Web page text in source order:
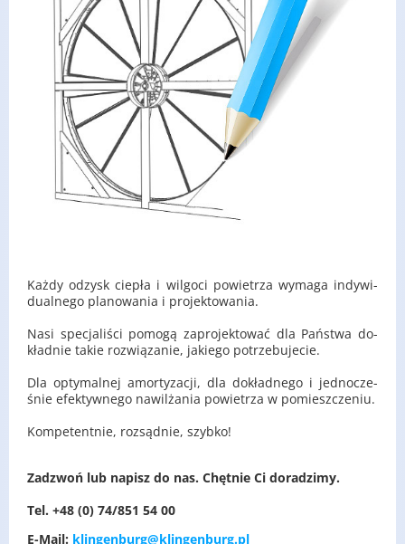
Każdy od­zysk cie­pła i wil­go­ci po­wie­trza wy­ma­ga in­dy­wi­
du­al­ne­go pla­no­wa­nia i pro­jek­to­wa­nia.
Nasi spe­cja­li­ści po­mo­gą za­pro­jek­to­wać dla Pań­stwa do­
kład­nie takie roz­wią­za­nie, ja­kie­go po­trze­bu­je­cie.
Dla opty­mal­nej amor­ty­za­cji, dla do­kład­ne­go i jed­no­cze­
śnie efek­tyw­ne­go na­wil­ża­nia po­wie­trza w po­miesz­cze­niu.
Kom­pe­tent­nie, roz­sąd­nie, szyb­ko!
Za­dzwoń lub na­pisz do nas. Chęt­nie Ci do­ra­dzi­my.
Tel. +48 (0) 74/851 54 00
E-Ma­il: klingenburg@​klingenburg.​pl